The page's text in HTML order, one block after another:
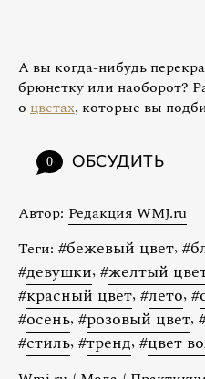
А вы когда-нибудь
брюнетку или наоборот?
о цветах, которые вы
0 ОБСУДИТЬ
Автор: Редакция WMJ.ru
Теги: #бежевый цвет, #
#девушки, #желтый
#красный цвет, #лето, #
#осень, #розовый цвет,
#стиль, #тренд, #цвет